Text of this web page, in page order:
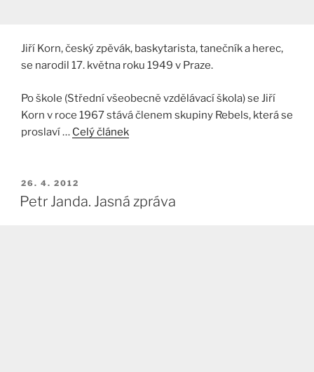
Jiří Korn, český zpěvák, baskytarista, tanečník a herec,
se narodil 17. května roku 1949 v Praze.
Po škole (Střední všeobecně vzdělávací škola) se Jiří
Korn v roce 1967 stává členem skupiny Rebels, která se
proslaví … Celý článek
PUBLIKOVÁNO
26. 4. 2012
Petr Janda. Jasná zpráva